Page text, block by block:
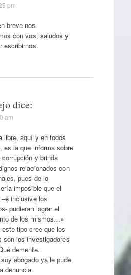
pm
breve nos
con vos, saludos y
escribirnos.
dice:
am
libre, aquí y en todos
es la que informa sobre
y brinda
relacionados con
pues de lo
imposible que el
inclusive los
pudieran lograr el
de los mismos…»
tipo cree que los
son los investigadores
demente.
abogado ya le pude
denuncia.